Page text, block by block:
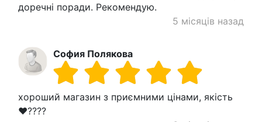
доречні поради. Рекомендую.
5 місяців назад
София Полякова
хороший магазин з приємними цінами, якість
❤????